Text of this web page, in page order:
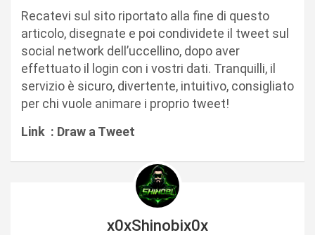
Recatevi sul sito riportato alla fine di questo
articolo, disegnate e poi condividete il tweet sul
social network dell’uccellino, dopo aver
effettuato il login con i vostri dati. Tranquilli, il
servizio è sicuro, divertente, intuitivo, consigliato
per chi vuole animare i proprio tweet!
Link : Draw a Tweet
x0xShinobix0x